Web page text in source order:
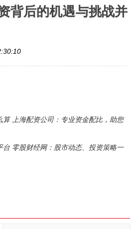
背后的机遇与挑战并
算 上海配资公司：专业资金配比，助您
台 零股财经网：股市动态、投资策略一